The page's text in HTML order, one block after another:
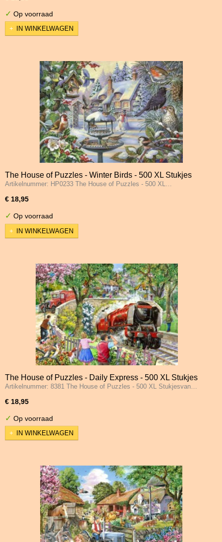
✓ Op voorraad
IN WINKELWAGEN
The House of Puzzles - Winter Birds - 500 XL Stukjes
Artikelnummer: HP0233 The House of Puzzles - 500 XL…
€ 18,95
✓ Op voorraad
IN WINKELWAGEN
The House of Puzzles - Daily Express - 500 XL Stukjes
Artikelnummer: 8381 The House of Puzzles - 500 XL Stukjesvan…
€ 18,95
✓ Op voorraad
IN WINKELWAGEN